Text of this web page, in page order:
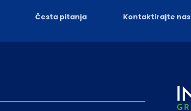
Česta pitanja Kontaktirajte nas